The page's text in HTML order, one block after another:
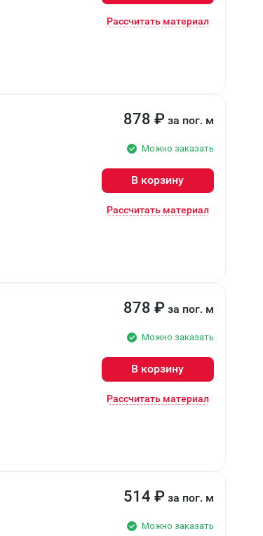
Рассчитать материал
878 ₽ за пог. м
Можно заказать
В корзину
Рассчитать материал
878 ₽ за пог. м
Можно заказать
В корзину
Рассчитать материал
514 ₽ за пог. м
Можно заказать